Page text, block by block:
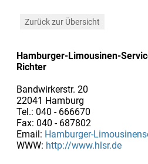
Zurück zur Übersicht
Hamburger-Limousinen-
Richter
Bandwirkerstr. 20
22041 Hamburg
Tel.: 040 - 666670
Fax: 040 - 687802
Email: Hamburger-
WWW: http://www.hlsr.de